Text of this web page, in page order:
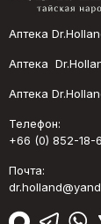
Аптека
Аптека
Аптека
Телефон:
+66 (0) 852-18-
Почта: